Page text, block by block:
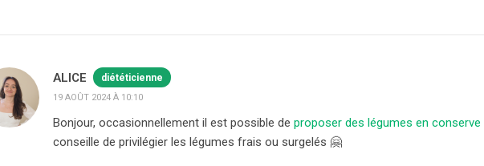
ALICE diététicienne
19 AOÛT 2024 À 10:10
Bonjour, occasionnellement il est possible de proposer des légumes en conserve
conseille de privilégier les légumes frais ou surgelés 🤗